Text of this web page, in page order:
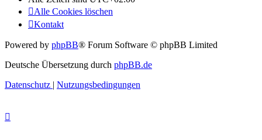
Alle Cookies löschen
Kontakt
Powered by phpBB® Forum Software © phpBB Limited
Deutsche Übersetzung durch phpBB.de
Datenschutz | Nutzungsbedingungen